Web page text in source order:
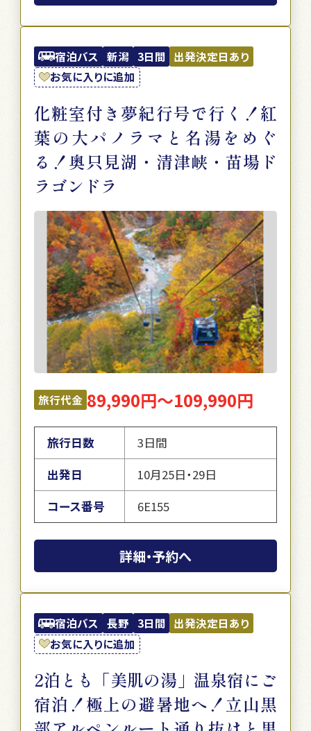
宿泊バス 新潟 3日間 出発決定日あり
お気に入りに追加
化粧室付き夢紀行号で行く！紅
葉の大パノラマと名湯をめぐ
る！奥只見湖・清津峡・苗場ド
ラゴンドラ
旅行代金 89,990円～109,990円
旅行日数
3日間
出発日
10月25日・29日
コース番号
6E155
詳細・予約へ
宿泊バス 長野 3日間 出発決定日あり
お気に入りに追加
2泊とも「美肌の湯」温泉宿にご
宿泊！極上の避暑地へ！立山黒